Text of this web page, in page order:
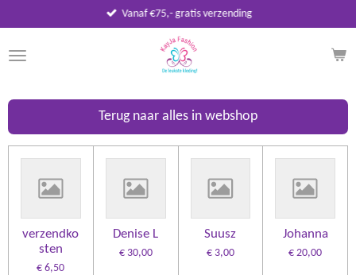
direct
naar
de
Vanaf €75,- gratis verzending
Terug naar alles in webshop
verzendko
sten
€ 6,50
Denise L
€ 30,00
Suusz
€ 3,00
Johanna
€ 20,00